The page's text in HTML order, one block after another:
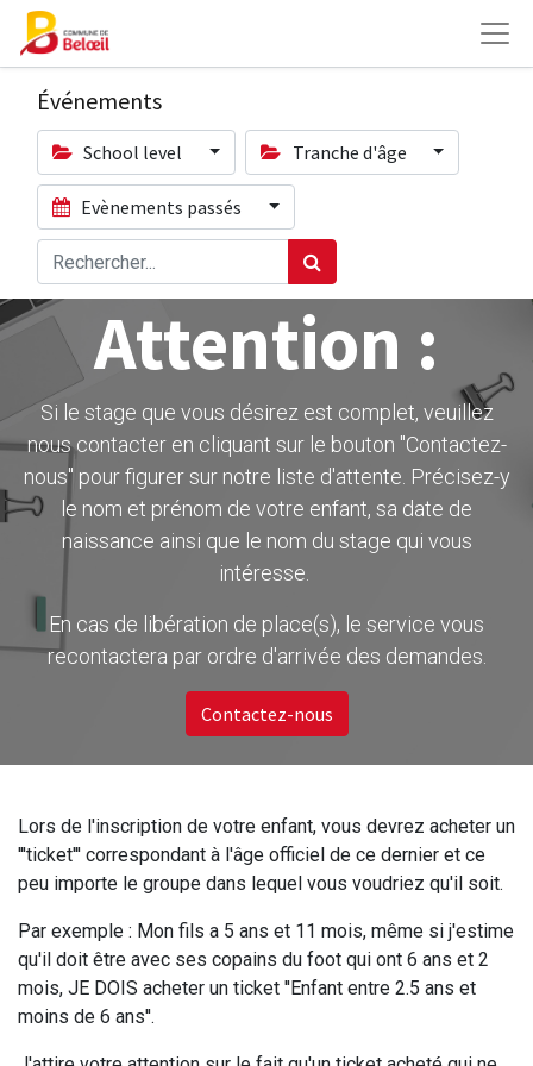
Événements
School level Tranche d'âge
Evènements passés
Attention :
Si le stage que vous désirez est complet, veuillez
nous contacter en cliquant sur le bouton ''Contactez-
nous" pour figurer sur notre liste d'attente. Précisez-y
le nom et prénom de votre enfant, sa date de
naissance ainsi que le nom du stage qui vous
intéresse.
En cas de libération de place(s), le service vous
recontactera par ordre d'arrivée des demandes.
Contactez-nous
Lors de l'inscription de votre enfant, vous devrez acheter un
'''ticket''' correspondant à l'âge officiel de ce dernier et ce
peu importe le groupe dans lequel vous voudriez qu'il soit.
Par exemple : Mon fils a 5 ans et 11 mois, même si j'estime
qu'il doit être avec ses copains du foot qui ont 6 ans et 2
mois, JE DOIS acheter un ticket ''Enfant entre 2.5 ans et
moins de 6 ans''.